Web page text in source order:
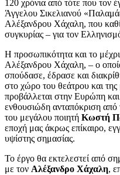
120 χρόνια από τότε που τον
Άγγελου Σικελιανού
Αλέξανδρου Χάχαλη, που
συγκυρίας – για τον
Η προσωπικότητα και το
Αλέξανδρου Χάχαλη, – ο
σπούδασε, έδρασε και
στο χώρο του θεάτρου και
προβάλλεται στην Ευρώπη
ενθουσιώδη ανταπόκριση
του μεγάλου ποιητή Κωστή
εποχή μας άκρως επίκαιρο,
υψίστης σημασίας.
Το έργο θα εκτελεστεί από
με τον Αλέξανδρο Χάχαλη,